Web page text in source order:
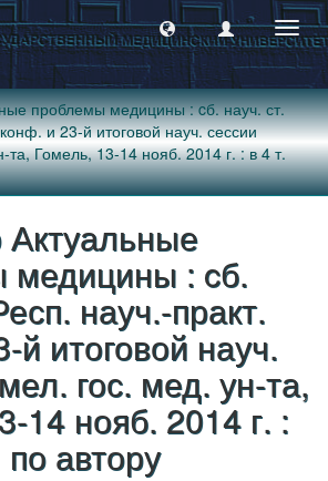
проблемы медицины : cб. науч. ст.
и 23-й итоговой науч. сессии
та, Гомель, 13-14 нояб. 2014 г. : в 4 т.
медицины : cб.
науч.-практ.
й итоговой науч.
гос. мед. ун-та,
14 нояб. 2014 г. :
автору